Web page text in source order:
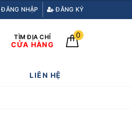
ĐĂNG NHẬP ĐĂNG KÝ
TÌM ĐỊA CHỈ
CỬA HÀNG
0
LIÊN HỆ